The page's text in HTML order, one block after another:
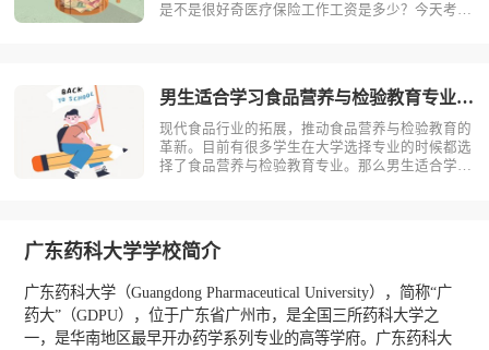
是不是很好奇医疗保险工作工资是多少？今天考动
男生适合学习食品营养与检验教育专业吗？
现代食品行业的拓展，推动食品营养与检验教育的
革新。目前有很多学生在大学选择专业的时候都选
择了食品营养与检验教育专业。那么男生适合学习
什么？食品营养与检验教育主要研究食品科?
广东药科大学学校简介
广东药科大学（Guangdong Pharmaceutical University），简称“广
药大”（GDPU），位于广东省广州市，是全国三所药科大学之
一，是华南地区最早开办药学系列专业的高等学府。广东药科大